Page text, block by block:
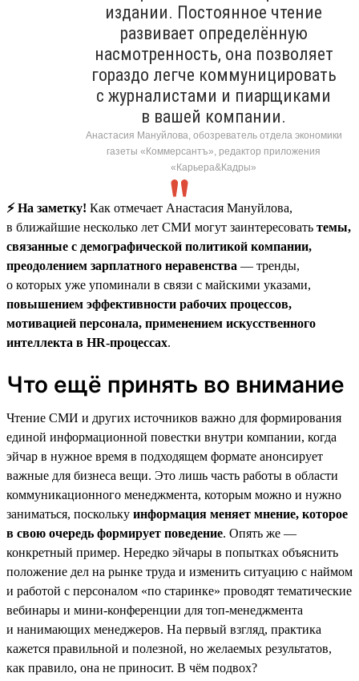
издании. Постоянное чтение
развивает определённую
насмотренность, она позволяет
гораздо легче коммуницировать
с журналистами и пиарщиками
в вашей компании.
Анастасия Мануйлова, обозреватель отдела экономики
газеты «Коммерсантъ», редактор приложения
«Карьера&Кадры»
⚡️ На заметку! Как отмечает Анастасия Мануйлова,
в ближайшие несколько лет СМИ могут заинтересовать темы,
связанные с демографической политикой компании,
преодолением зарплатного неравенства — тренды,
о которых уже упоминали в связи с майскими указами,
повышением эффективности рабочих процессов,
мотивацией персонала, применением искусственного
интеллекта в HR-процессах.
Что ещё принять во внимание
Чтение СМИ и других источников важно для формирования
единой информационной повестки внутри компании, когда
эйчар в нужное время в подходящем формате анонсирует
важные для бизнеса вещи. Это лишь часть работы в области
коммуникационного менеджмента, которым можно и нужно
заниматься, поскольку информация меняет мнение, которое
в свою очередь формирует поведение. Опять же —
конкретный пример. Нередко эйчары в попытках объяснить
положение дел на рынке труда и изменить ситуацию с наймом
и работой с персоналом «по старинке» проводят тематические
вебинары и мини-конференции для топ-менеджмента
и нанимающих менеджеров. На первый взгляд, практика
кажется правильной и полезной, но желаемых результатов,
как правило, она не приносит. В чём подвох?